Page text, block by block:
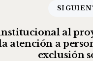
al
atención a
exclusión